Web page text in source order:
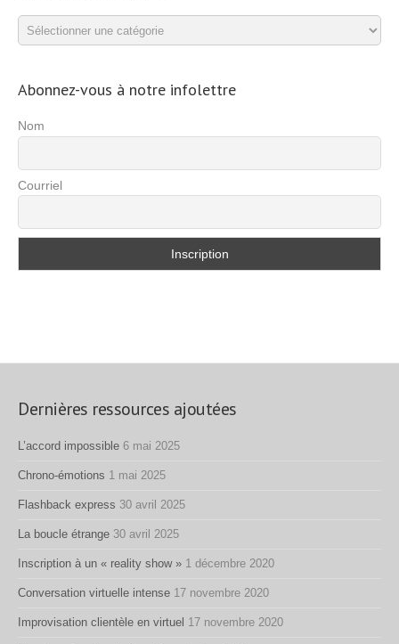
Catégories
d’exercices
Abonnez-vous à notre infolettre
Nom
Courriel
Dernières ressources ajoutées
L’accord impossible 6 mai 2025
Chrono-émotions 1 mai 2025
Flashback express 30 avril 2025
La boucle étrange 30 avril 2025
Inscription à un « reality show » 1 décembre 2020
Conversation virtuelle intense 17 novembre 2020
Improvisation clientèle en virtuel 17 novembre 2020